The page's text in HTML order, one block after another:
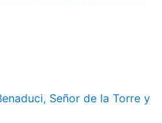
Señor de la Torre y